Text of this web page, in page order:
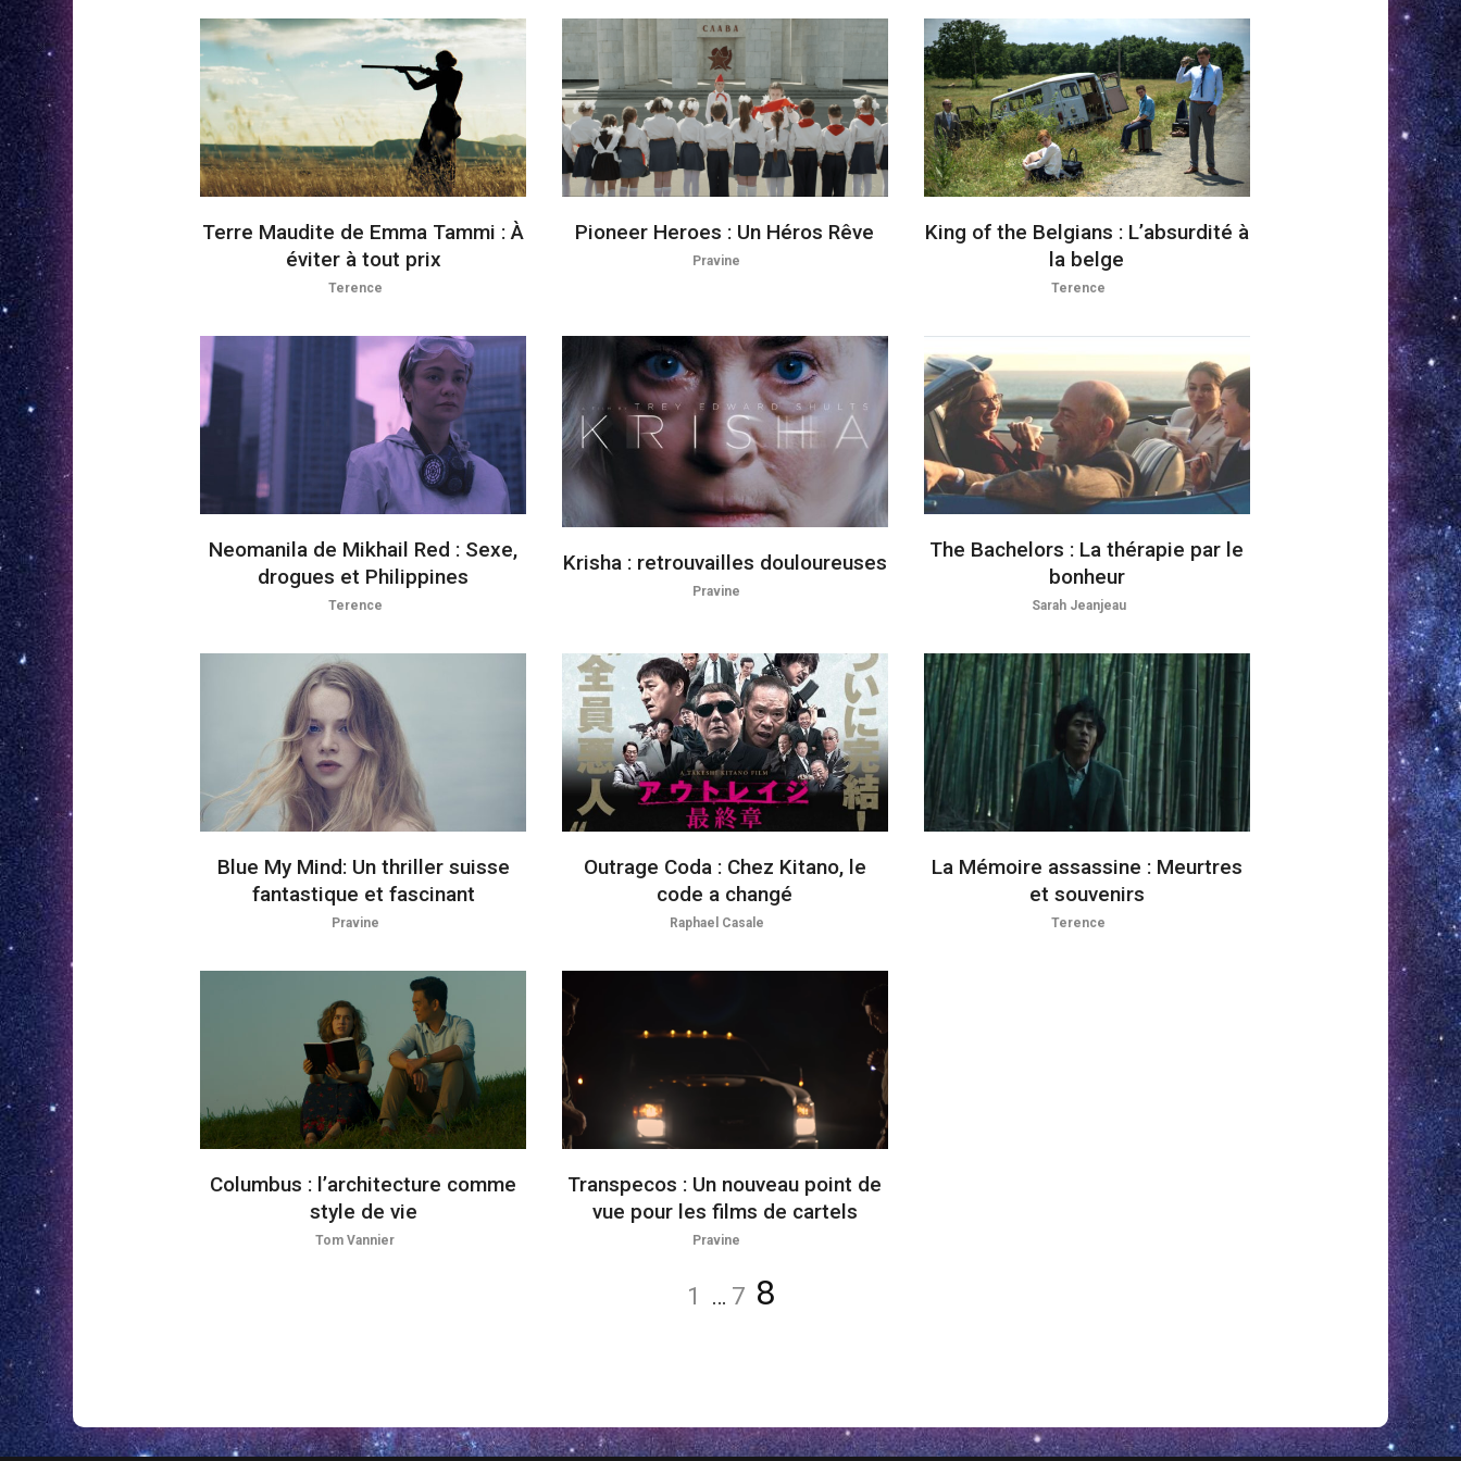
Terre Maudite de Emma Tammi : À
éviter à tout prix
Terence
Pioneer Heroes : Un Héros Rêve
Pravine
King of the Belgians : L’absurdité à
la belge
Terence
Neomanila de Mikhail Red : Sexe,
drogues et Philippines
Terence
Krisha : retrouvailles douloureuses
Pravine
The Bachelors : La thérapie par le
bonheur
Sarah Jeanjeau
Blue My Mind: Un thriller suisse
fantastique et fascinant
Pravine
Outrage Coda : Chez Kitano, le
code a changé
Raphael Casale
La Mémoire assassine : Meurtres
et souvenirs
Terence
Columbus : l’architecture comme
style de vie
Tom Vannier
Transpecos : Un nouveau point de
vue pour les films de cartels
Pravine
Page
1 … Page
7 Page
8